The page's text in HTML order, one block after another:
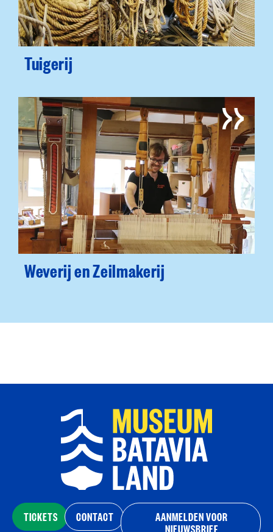
Tuigerij
Weverij en Zeilmakerij
TICKETS CONTACT
AANMELDEN VOOR
NIEUWSBRIEF